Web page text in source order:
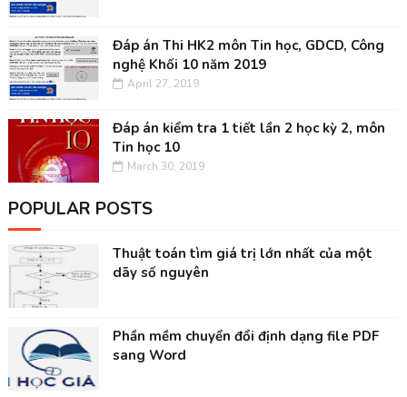
Đáp án Thi HK2 môn Tin học, GDCD, Công
nghệ Khối 10 năm 2019
April 27, 2019
Đáp án kiểm tra 1 tiết lần 2 học kỳ 2, môn
Tin học 10
March 30, 2019
POPULAR POSTS
Thuật toán tìm giá trị lớn nhất của một
dãy số nguyên
Phần mềm chuyển đổi định dạng file PDF
sang Word